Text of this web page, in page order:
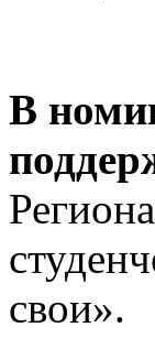
В
свои».